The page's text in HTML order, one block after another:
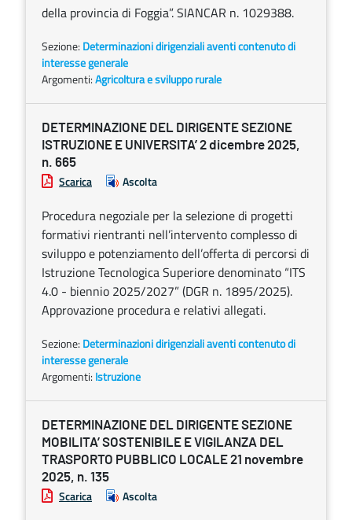
della provincia di Foggia”. SIANCAR n. 1029388.
Sezione: Determinazioni dirigenziali aventi contenuto di
interesse generale
Argomenti:Agricoltura e sviluppo rurale
DETERMINAZIONE DEL DIRIGENTE SEZIONE
ISTRUZIONE E UNIVERSITA’ 2 dicembre 2025,
n. 665
Scarica Ascolta
Procedura negoziale per la selezione di progetti
formativi rientranti nell’intervento complesso di
sviluppo e potenziamento dell’offerta di percorsi di
Istruzione Tecnologica Superiore denominato “ITS
4.0 - biennio 2025/2027” (DGR n. 1895/2025).
Approvazione procedura e relativi allegati.
Sezione: Determinazioni dirigenziali aventi contenuto di
interesse generale
Argomenti: Istruzione
DETERMINAZIONE DEL DIRIGENTE SEZIONE
MOBILITA’ SOSTENIBILE E VIGILANZA DEL
TRASPORTO PUBBLICO LOCALE 21 novembre
2025, n. 135
Scarica Ascolta